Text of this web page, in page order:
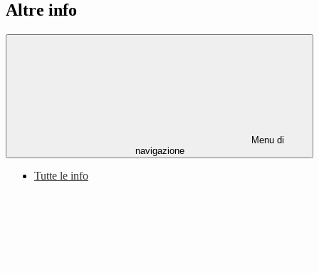
Altre info
Menu di
navigazione
Tutte le info